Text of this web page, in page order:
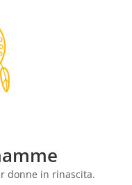
donne in rinascita.